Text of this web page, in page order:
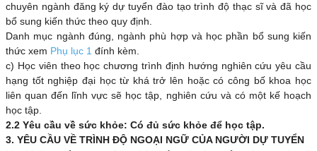
chuyên ngành đăng ký dự tuyển đào tạo trình độ thạc sĩ và đã học
bổ sung kiến thức theo quy định.
Danh mục ngành đúng, ngành phù hợp và học phần bổ sung kiến
thức xem Phụ lục 1 đính kèm.
c) Học viên theo học chương trình định hướng nghiên cứu yêu cầu
hạng tốt nghiệp đại học từ khá trở lên hoặc có công bố khoa học
liên quan đến lĩnh vực sẽ học tập, nghiên cứu và có một kế hoạch
học tập.
2.2 Yêu cầu về sức khỏe: Có đủ sức khỏe để học tập.
3. YÊU CẦU VỀ TRÌNH ĐỘ NGOẠI NGỮ CỦA NGƯỜI DỰ TUYỂN